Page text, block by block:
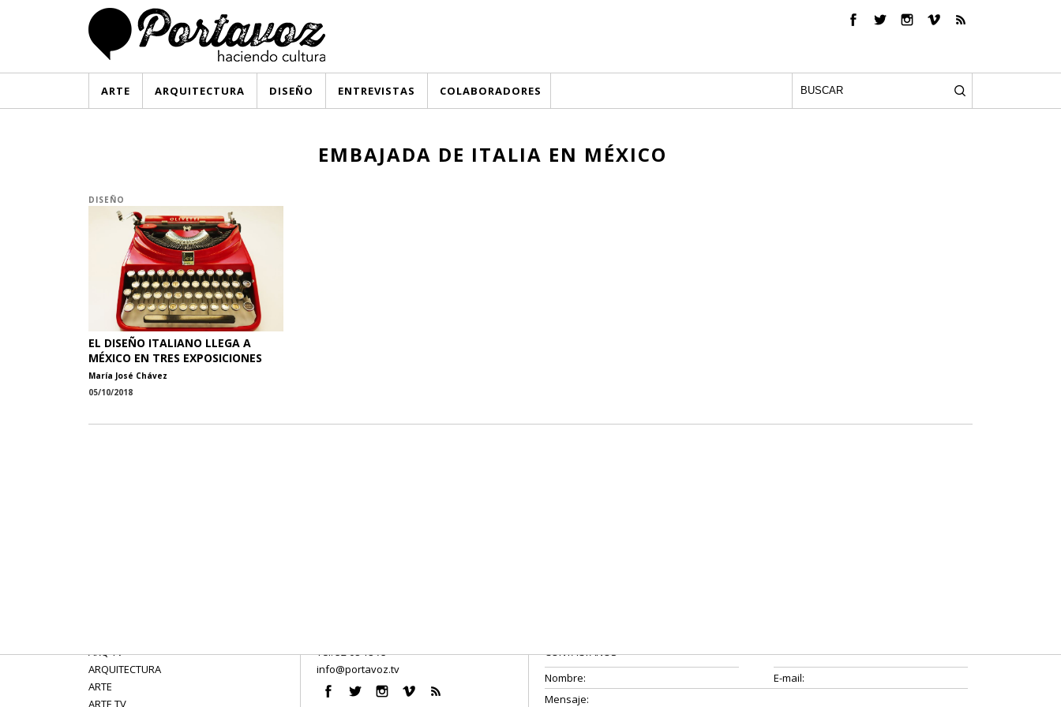
ARTE ARQUITECTURA DISEÑO ENTREVISTAS COLABORADORES
EMBAJADA DE ITALIA EN MÉXICO
DISEÑO
EL DISEÑO ITALIANO LLEGA A
MÉXICO EN TRES EXPOSICIONES
María José Chávez
05/10/2018
ARQ TV
ARQUITECTURA
ARTE
ARTE TV
Tel: 52 08 18 75
info@portavoz.tv
CONTÁCTANOS